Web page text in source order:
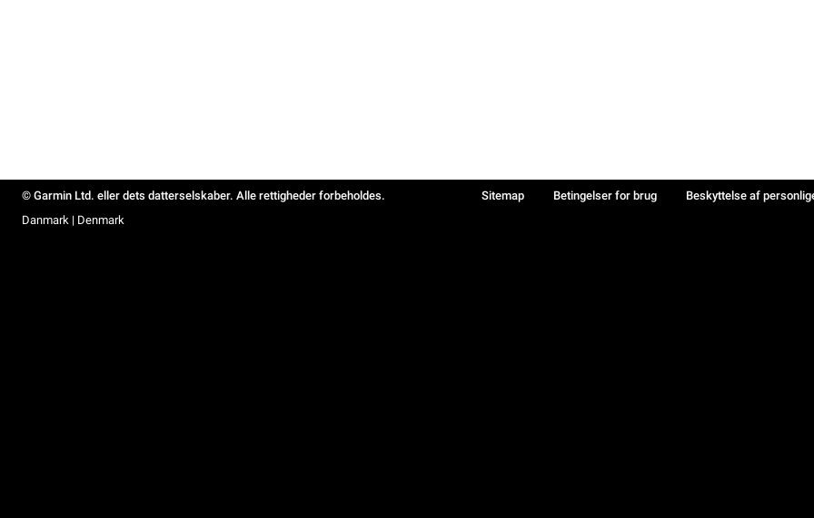
© Garmin Ltd. eller dets datterselskaber. Alle rettigheder forbeholdes. Sitemap Betingelser for brug Beskyttelse af
Danmark | Denmark